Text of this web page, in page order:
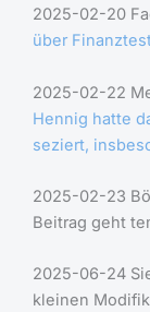
2025-02-20
über
2025-02-22
Hennig hatte
seziert,
2025-02-23
Beitrag geht
2025-06-24
kleinen